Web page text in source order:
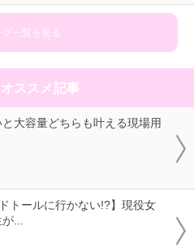
グ一覧を見る
ススメ記事
と大容量どちらも叶える現場用
トールに行かない!?】現役女
...